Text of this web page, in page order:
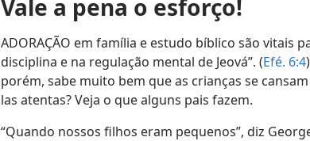
Vale a pena o esforço!
ADORAÇÃO em família e estudo bíblico são vitais
disciplina e na regulação mental de Jeová”. (Efé. 6:4
porém, sabe muito bem que as crianças se
las atentas? Veja o que alguns pais fazem.
“Quando nossos filhos eram pequenos”, diz